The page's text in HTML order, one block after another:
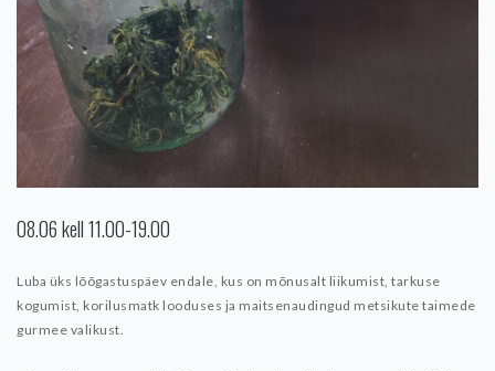
08.06 kell 11.00-19.00
Luba üks lõõgastuspäev endale, kus on mõnusalt liikumist, tarkuse
kogumist, korilusmatk looduses ja maitsenaudingud metsikute taimede
gurmee valikust.